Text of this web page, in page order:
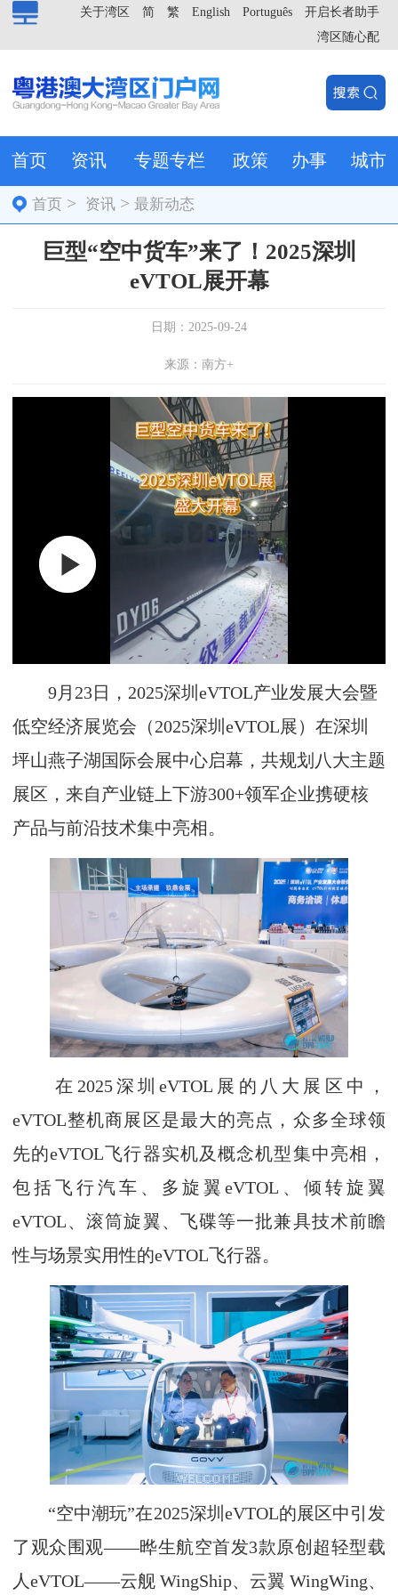
开启长者助手
Português
English
繁
简
关于湾区
湾区随心配
首页 资讯 专题专栏 政策 办事 城市
首页 > 资讯 >最新动态
巨型“空中货车”来了！2025深圳
eVTOL展开幕
日期：2025-09-24
来源：南方+
9月23日，2025深圳eVTOL产业发展大会暨
低空经济展览会（2025深圳eVTOL展）在深圳
坪山燕子湖国际会展中心启幕，共规划八大主题
展区，来自产业链上下游300+领军企业携硬核
产品与前沿技术集中亮相。
在2025深圳eVTOL展的八大展区中，
eVTOL整机商展区是最大的亮点，众多全球领
先的eVTOL飞行器实机及概念机型集中亮相，
包括飞行汽车、多旋翼eVTOL、倾转旋翼
eVTOL、滚筒旋翼、飞碟等一批兼具技术前瞻
性与场景实用性的eVTOL飞行器。
“空中潮玩”在2025深圳eVTOL的展区中引发
了观众围观——晔生航空首发3款原创超轻型载
人eVTOL——云舰 WingShip、云翼 WingWing、